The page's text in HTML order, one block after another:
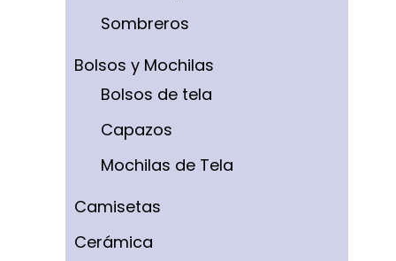
Sombreros
Bolsos y Mochilas
Bolsos de tela
Capazos
Mochilas de Tela
Camisetas
Cerámica